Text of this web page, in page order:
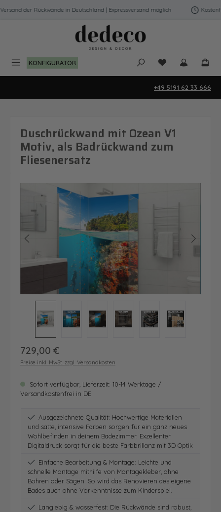
Zum Hauptinhalt springen
der Rückwände in Deutschland | Expressversand möglich
KONFIGURATOR Du hast 0
+49 5191 62 33 666
Duschrückwand mit Ozean V1
Motiv, als Badrückwand zum
Fliesenersatz
Bildergalerie überspringen
Regulärer Preis:
729,00 €
Preise inkl. MwSt. zzgl. Versandkosten
Sofort verfügbar, Lieferzeit: 10-14 Werktage /
Versandkostenfrei in DE
Ausgezeichnete Qualität: Hochwertige Materialien
und satte, intensive Farben sorgen für ein ganz neues
Wohlbefinden in deinem Badezimmer. Exzellenter
Digitaldruck sorgt für die beste Farbbrillanz mit 3D Optik
Einfache Bearbeitung & Montage: Leichte und
schnelle Montage mithilfe von Montagekleber, ohne
Bohren oder Sägen. So wird das Renovieren des eigene
Bades auch ohne Vorkenntnisse zum Kinderspiel.
Langlebig & wasserfest: Die Rückwände sind robust,